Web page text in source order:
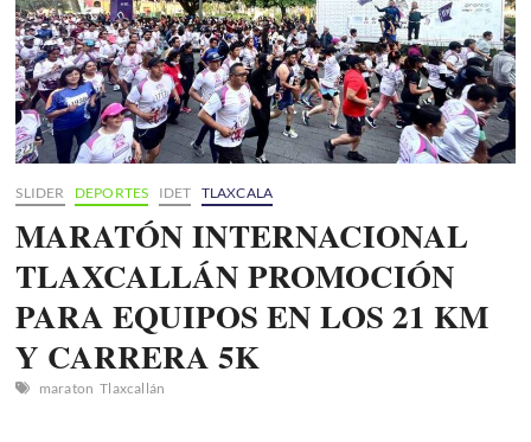
SLIDER DEPORTES IDET TLAXCALA
MARATÓN INTERNACIONAL
TLAXCALLÁN PROMOCIÓN
PARA EQUIPOS EN LOS 21 KM
Y CARRERA 5K
maraton Tlaxcallán